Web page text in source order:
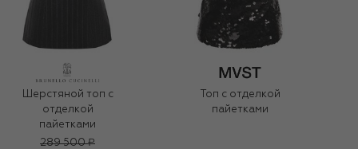
Шерстяной топ с
отделкой
пайетками
289 500 ₽
Топ с отделкой
пайетками